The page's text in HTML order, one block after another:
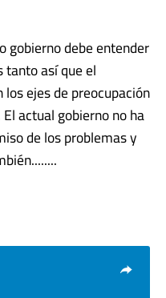
gobierno debe entender
tanto así que el
ejes de preocupación
actual gobierno no ha
de los problemas y